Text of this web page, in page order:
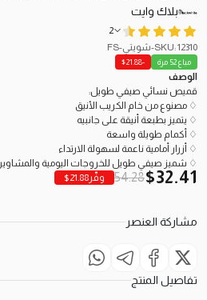
بلاك وايت
2
SKU: 12310-شويتي-FS
مباع 52 مرة -21.88
$
الوصف
قميص نسائي صيفي طويل:
♢ مصنوع من خام الكريب الأنيق
♢ يتميز بطبعة أنيقة على جانبيه
♢ أكمام طويلة واسعة
♢ أزرار أمامية ناعمة لسهولة الارتداء
♢ شميز صيفي طويل للخروجات اليومية والمشاوير
وفّر 21.88
$ 54.28 32.41
$
مشاركة العنصر
تفاصيل المنتج